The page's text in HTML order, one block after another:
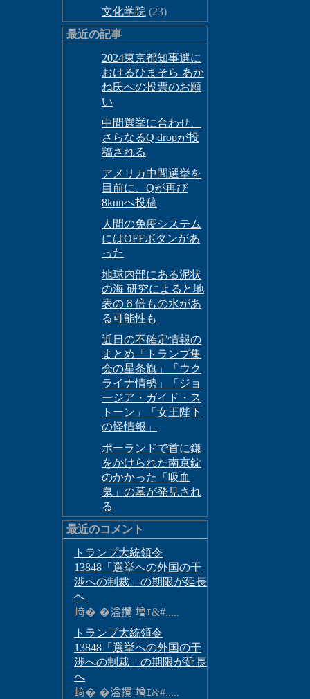
文化学院 (23)
最近の記事
2024東京都知事選に
おけるひまそら あか
ね氏への投票のお願
い
中間選挙に合わせ、
さらなるQ dropが投
稿される
アメリカ中間選挙を
目前に、Qが再び
8kunへ投稿
人間の免疫システム
にはOFFボタンがあ
った
地球内部にある泥状
の海 研究によると地
表の６倍もの水があ
る可能性も
近日の不確定情報の
まとめ「トランプ集
会の星条旗」「ウク
ライナ情勢」「ジョ
ージア・ガイド・ス
トーン」「女王陛下
の怪情報」
ポーランドで首に鎌
をかけられた南京錠
のかかった「吸血
鬼」の墓が発見され
る
最近のコメント
トランプ大統領令
13848「選挙への外国の干
渉への制裁」の期限が延長
へ
﨑� �溢攪 增ｴ&#.....
トランプ大統領令
13848「選挙への外国の干
渉への制裁」の期限が延長
へ
﨑� �溢攪 增ｴ&#.....